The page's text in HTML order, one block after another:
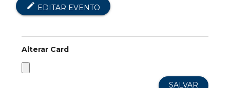
edit EDITAR EVENTO
Alterar Card